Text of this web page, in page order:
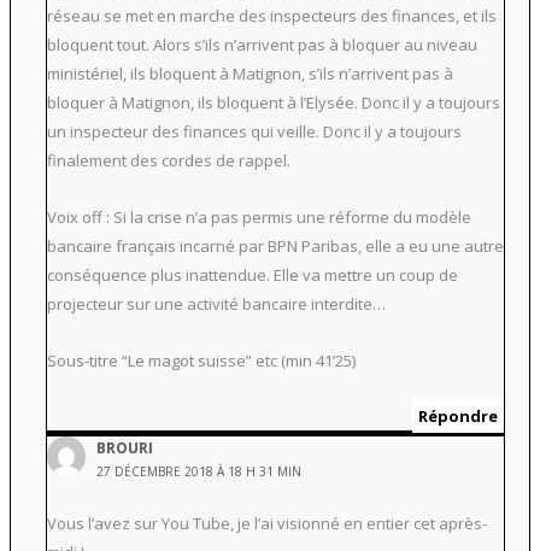
réseau se met en marche des inspecteurs des finances, et ils
bloquent tout. Alors s’ils n’arrivent pas à bloquer au niveau
ministériel, ils bloquent à Matignon, s’ils n’arrivent pas à
bloquer à Matignon, ils bloquent à l’Elysée. Donc il y a toujours
un inspecteur des finances qui veille. Donc il y a toujours
finalement des cordes de rappel.
Voix off : Si la crise n’a pas permis une réforme du modèle
bancaire français incarné par BPN Paribas, elle a eu une autre
conséquence plus inattendue. Elle va mettre un coup de
projecteur sur une activité bancaire interdite…
Sous-titre “Le magot suisse” etc (min 41’25)
Répondre
BROURI
27 DÉCEMBRE 2018 À 18 H 31 MIN
Vous l’avez sur You Tube, je l’ai visionné en entier cet après-